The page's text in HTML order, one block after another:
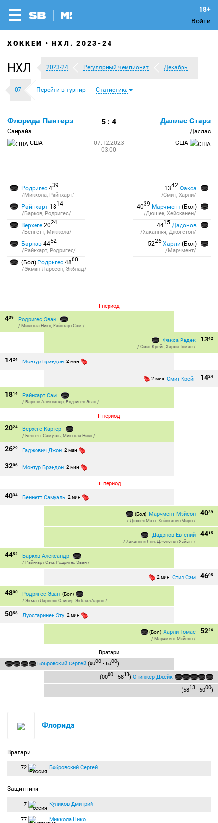
Войти
ХОККЕЙ НХЛ. 2023-24
НХЛ 2023-24 Регулярный чемпионат Декабрь
07 Перейти в турнир Статистика
Флорида Пантерз
Санрайз
США
5 : 4
07.12.2023
03:00
Даллас Старз
Даллас
США
Родригес 439
/Миккола, Райнхарт/
Райнхарт 1814
/Барков, Родригес/
Верхеге 2024
/Беннетт, Миккола/
Барков 4452
/Райнхарт, Родригес/
(Бол) Родригес 4800
/Экман-Ларссон, Экблад/
1342 Факса
/Смит, Харли/
4039 Марчмент (Бол)
/Дюшен, Хейсканен/
4415 Дадонов
/Хаканпяя, Джонстон/
5226 Харли (Бол)
/Марчмент/
I период
439 Родригес Эван
/ Миккола Нико, Райнхарт Сэм /
1342
Факса Радек
/ Смит Крейг, Харли Томас /
1424 Монтур Брэндон 2 мин
1424
2 мин Смит Крейг
1814 Райнхарт Сэм
/ Барков Александр, Родригес Эван /
II период
2024 Верхеге Картер
/ Беннетт Самуэль, Миккола Нико /
2629 Гаджович Джон 2 мин
3206 Монтур Брэндон 2 мин
III период
4034 Беннетт Самуэль 2 мин
4039
(Бол) Марчмент Мэйсон
/ Дюшен Мэтт, Хейсканен Миро /
4415
Дадонов Евгений
/ Хаканпяя Яни, Джонстон Уайатт /
4452 Барков Александр
/ Райнхарт Сэм, Родригес Эван /
4605
2 мин Стил Сэм
4800 Родригес Эван (Бол)
/ Экман-Ларссон Оливер, Экблад Аарон /
5058 Луостаринен Эту 2 мин
5226
(Бол) Харли Томас
/ Марчмент Мэйсон /
Вратари
Бобровский Сергей (0000 - 6000)
(0000 - 5813) Отинжер Джейк
(5813 - 6000)
Флорида
Вратари
72 Бобровский Сергей
Защитники
7 Куликов Дмитрий
77 Миккола Нико